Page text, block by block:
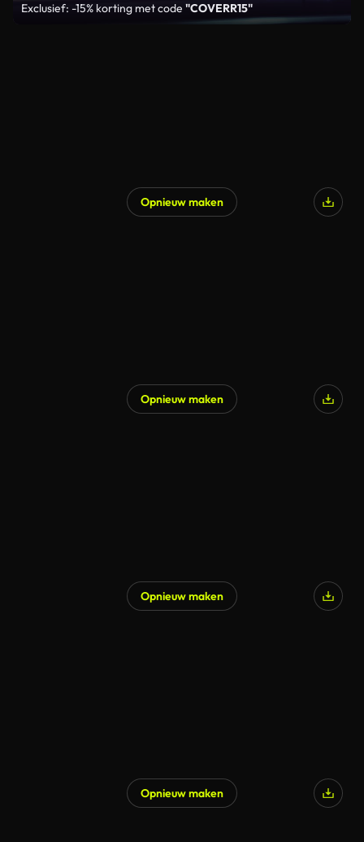
Exclusief: -15% korting met code "COVERR15"
Opnieuw maken
Opnieuw maken
Opnieuw maken
Opnieuw maken